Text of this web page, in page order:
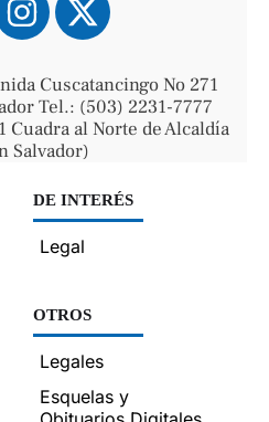
Cuscatancingo No 271
Tel.: (503) 2231-7777
Cuadra al Norte de Alcaldía
Salvador)
DE INTERÉS
Legal
OTROS
Legales
Esquelas y